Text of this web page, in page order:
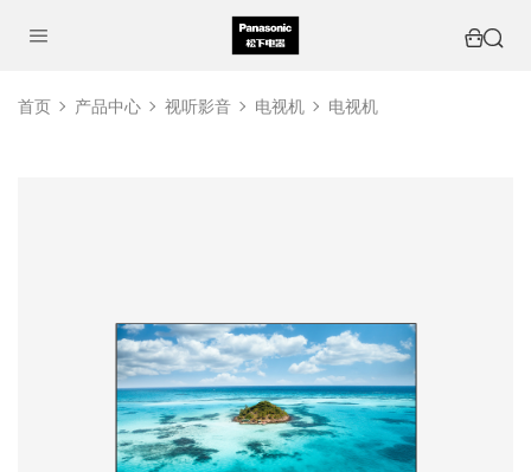
首页 产品中心 视听影音 电视机 电视机